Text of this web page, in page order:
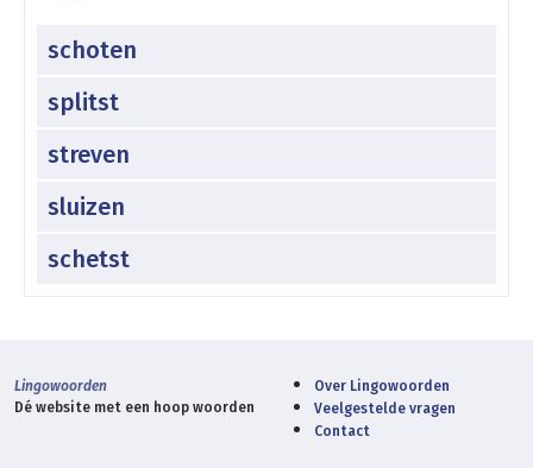
schoten
splitst
streven
sluizen
schetst
Lingowoorden
Dé website met een hoop woorden
Over Lingowoorden
Veelgestelde vragen
Contact